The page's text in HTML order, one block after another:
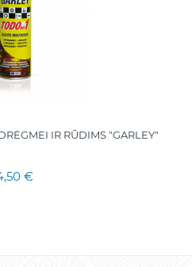
IR RŪDIMS "GARLEY"
€